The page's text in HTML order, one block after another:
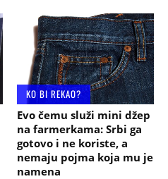
KO BI REKAO?
Evo čemu služi mini džep
na farmerkama: Srbi ga
gotovo i ne koriste, a
nemaju pojma koja mu je
namena